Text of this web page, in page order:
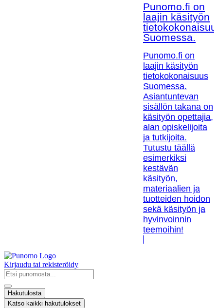
Punomo.fi on
laajin käsityön
Suomessa.
Punomo.fi on
laajin käsityön
tietokokonaisuus
Suomessa.
Asiantuntevan
sisällön takana on
käsityön opettajia,
alan opiskelijoita
ja tutkijoita.
Tutustu täällä
esimerkiksi
kestävän
käsityön,
materiaalien ja
tuotteiden hoidon
sekä käsityön ja
hyvinvoinnin
teemoihin!
Kirjaudu tai rekisteröidy
Search
...
Hakutulosta
Katso kaikki hakutulokset